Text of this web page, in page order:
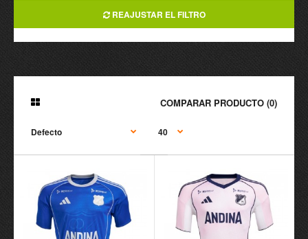
REAJUSTAR EL FILTRO
COMPARAR PRODUCTO (0)